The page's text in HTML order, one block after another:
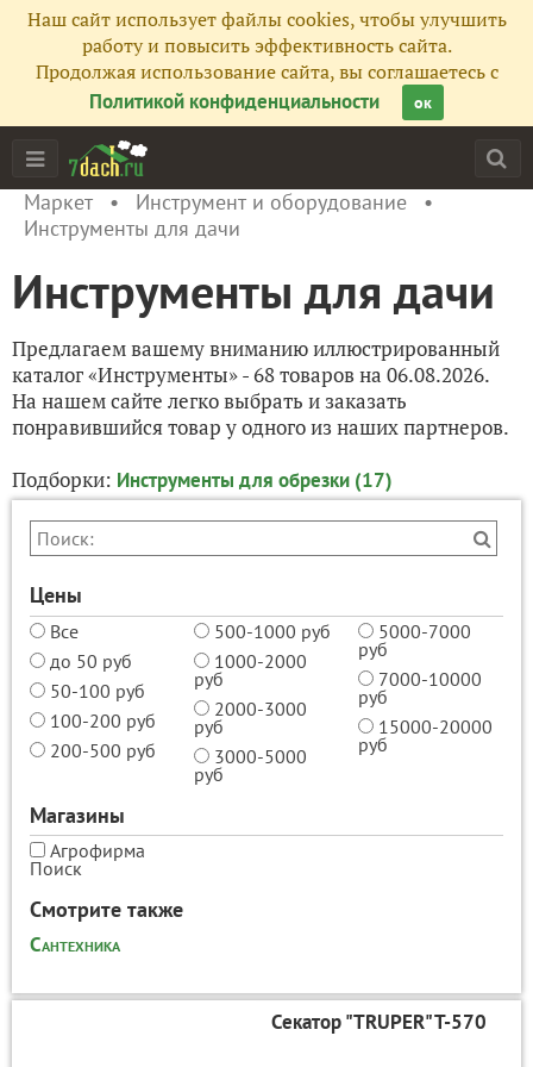
Наш сайт использует файлы cookies, чтобы улучшить
работу и повысить эффективность сайта.
Продолжая использование сайта, вы соглашаетесь с
Политикой конфиденциальности
ок
Маркет
Инструмент и оборудование
Инструменты для дачи
Инструменты для дачи
Предлагаем вашему вниманию иллюстрированный
каталог «Инструменты» - 68 товаров на 06.08.2026.
На нашем сайте легко выбрать и заказать
понравившийся товар у одного из наших партнеров.
Подборки: Инструменты для обрезки (17)
Цены
Все
до 50 руб
50-100 руб
100-200 руб
200-500 руб
500-1000 руб
1000-2000
руб
2000-3000
руб
3000-5000
руб
5000-7000
руб
7000-10000
руб
15000-20000
руб
Магазины
Агрофирма
Поиск
Смотрите также
Сантехника
Секатор "TRUPER" T-570